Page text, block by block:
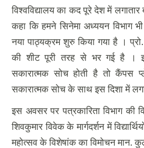
विश्वविद्यालय का कद पूरे देश में
कहा कि हमने सिनेमा अध्ययन विभाग
नया पाठ्यक्रम शुरु किया गया है ।
की शीट पूरी तरह से भर गई है ।
सकारात्मक सोच होती है तो कैंपस
सकारात्मक सोच के साथ इस दिशा में
इस अवसर पर पत्रकारिता विभाग की
शिवकुमार विवेक के मार्गदर्शन में
महोत्सव के विशेषांक का विमोचन मान.